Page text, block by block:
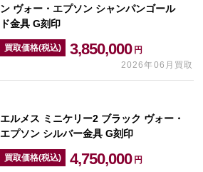
ン ヴォー・エプソン シャンパンゴール
ド金具 G刻印
買取価格(税込) 3,850,000 円
2026年06月買取
エルメス ミニケリー2 ブラック ヴォー・
エプソン シルバー金具 G刻印
買取価格(税込) 4,750,000 円